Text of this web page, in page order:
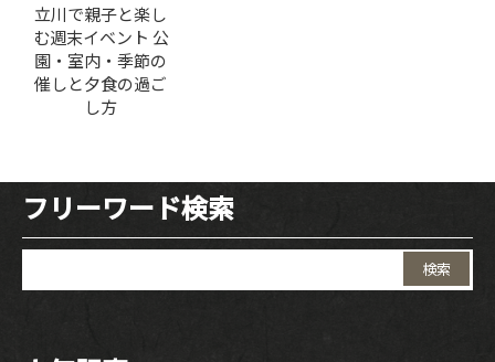
立川で親子と楽し
む週末イベント 公
園・室内・季節の
催しと夕食の過ご
し方
フリーワード検索